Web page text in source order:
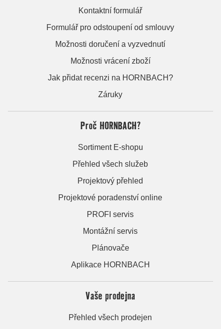
Kontaktní formulář
Formulář pro odstoupení od smlouvy
Možnosti doručení a vyzvednutí
Možnosti vrácení zboží
Jak přidat recenzi na HORNBACH?
Záruky
Proč HORNBACH?
Sortiment E-shopu
Přehled všech služeb
Projektový přehled
Projektové poradenství online
PROFI servis
Montážní servis
Plánovače
Aplikace HORNBACH
Vaše prodejna
Přehled všech prodejen